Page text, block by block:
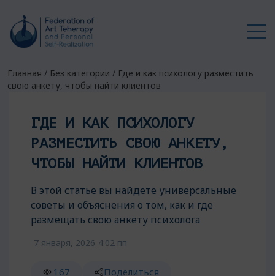
Главная / Без категории / Где и как психологу разместить
свою анкету, чтобы найти клиентов
ГДЕ И КАК ПСИХОЛОГУ
РАЗМЕСТИТЬ СВОЮ АНКЕТУ,
ЧТОБЫ НАЙТИ КЛИЕНТОВ
В этой статье вы найдете универсальные
советы и объяснения о том, как и где
размещать свою анкету психолога
7 января, 2026 4:02 пп
167 Поделиться